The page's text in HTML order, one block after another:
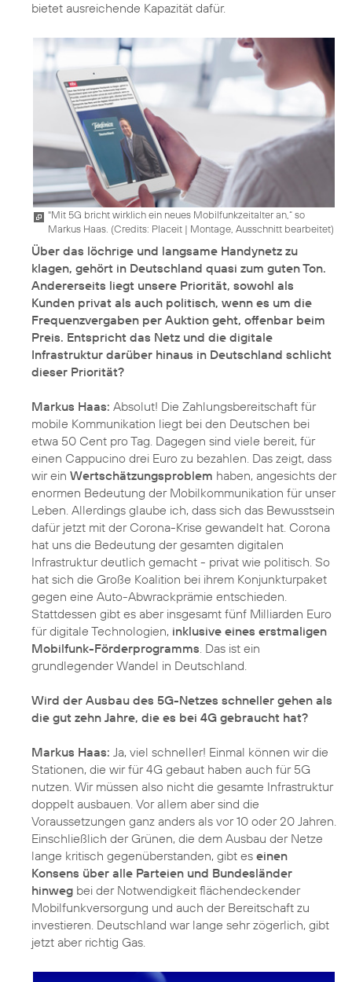
"Mit 5G bricht wirklich ein neues Mobilfunkzeitalter an,“ so
Markus Haas. (Credits: Placeit | Montage, Ausschnitt bearbeitet)
Über das löchrige und langsame Handynetz zu
klagen, gehört in Deutschland quasi zum guten Ton.
Andererseits liegt unsere Priorität, sowohl als
Kunden privat als auch politisch, wenn es um die
Frequenzvergaben per Auktion geht, offenbar beim
Preis. Entspricht das Netz und die digitale
Infrastruktur darüber hinaus in Deutschland schlicht
dieser Priorität?
Markus Haas: Absolut! Die Zahlungsbereitschaft für
mobile Kommunikation liegt bei den Deutschen bei
etwa 50 Cent pro Tag. Dagegen sind viele bereit, für
einen Cappucino drei Euro zu bezahlen. Das zeigt, dass
wir ein Wertschätzungsproblem haben, angesichts der
enormen Bedeutung der Mobilkommunikation für unser
Leben. Allerdings glaube ich, dass sich das Bewusstsein
dafür jetzt mit der Corona-Krise gewandelt hat. Corona
hat uns die Bedeutung der gesamten digitalen
Infrastruktur deutlich gemacht - privat wie politisch. So
hat sich die Große Koalition bei ihrem Konjunkturpaket
gegen eine Auto-Abwrackprämie entschieden.
Stattdessen gibt es aber insgesamt fünf Milliarden Euro
für digitale Technologien, inklusive eines erstmaligen
Mobilfunk-Förderprogramms. Das ist ein
grundlegender Wandel in Deutschland.
Wird der Ausbau des 5G-Netzes schneller gehen als
die gut zehn Jahre, die es bei 4G gebraucht hat?
Markus Haas: Ja, viel schneller! Einmal können wir die
Stationen, die wir für 4G gebaut haben auch für 5G
nutzen. Wir müssen also nicht die gesamte Infrastruktur
doppelt ausbauen. Vor allem aber sind die
Voraussetzungen ganz anders als vor 10 oder 20 Jahren.
Einschließlich der Grünen, die dem Ausbau der Netze
lange kritisch gegenüberstanden, gibt es einen
Konsens über alle Parteien und Bundesländer
hinweg bei der Notwendigkeit flächendeckender
Mobilfunkversorgung und auch der Bereitschaft zu
investieren. Deutschland war lange sehr zögerlich, gibt
jetzt aber richtig Gas.